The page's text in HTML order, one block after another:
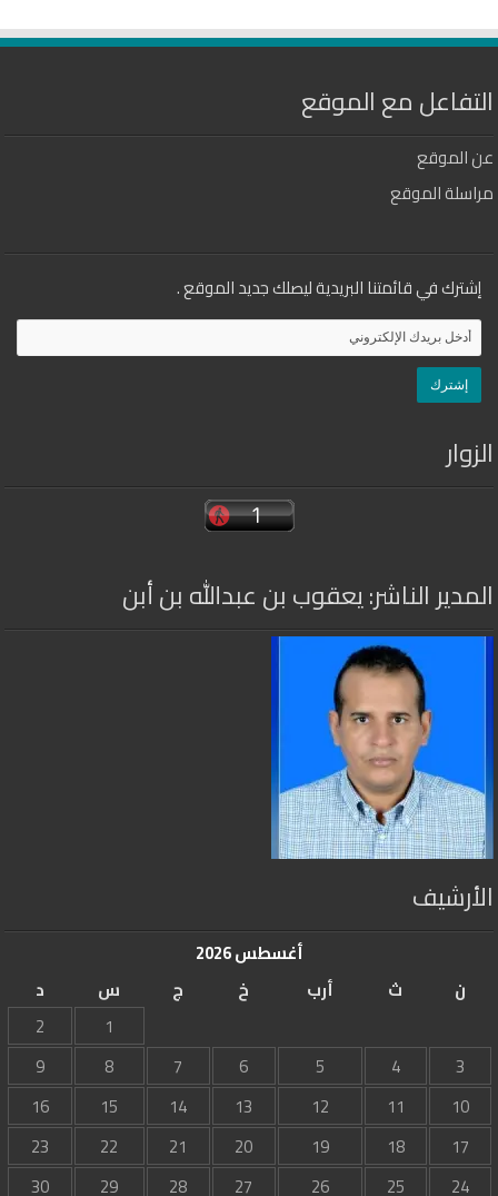
التفاعل مع الموقع
عن الموقع
مراسلة الموقع
إشترك في قائمتنا البريدية ليصلك جديد الموقع .
الزوار
المدير الناشر: يعقوب بن عبدالله بن أبن
الأرشيف
أغسطس 2026
ن
ث أرب خ ج س
د
1
2
3
4
5
6
7
8
9
10
11
12
13
14
15
16
17
18
19
20
21
22
23
24
25
26
27
28
29
30